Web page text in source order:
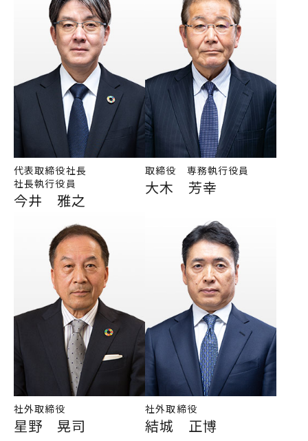
代表取締役社長
社長執行役員
今井 雅之
取締役 専務執行役員
大木 芳幸
社外取締役
星野 晃司
社外取締役
結城 正博